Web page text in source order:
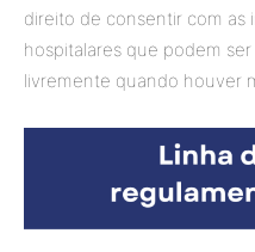
direito de consentir com
hospitalares que podem
livremente quando houver